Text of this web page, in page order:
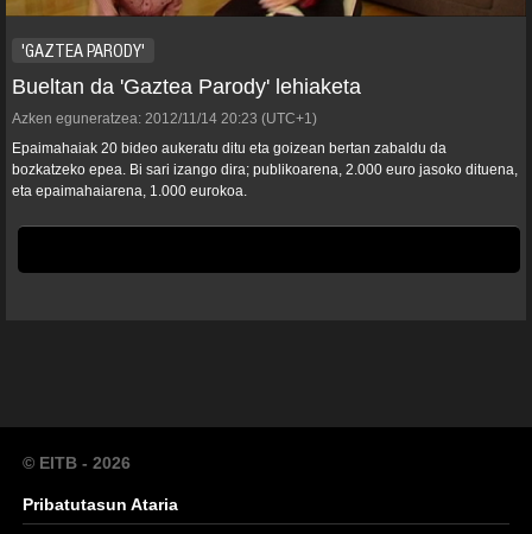
'GAZTEA PARODY'
Bueltan da 'Gaztea Parody' lehiaketa
Azken eguneratzea: 2012/11/14 20:23 (UTC+1)
Epaimahaiak 20 bideo aukeratu ditu eta goizean bertan zabaldu da
bozkatzeko epea. Bi sari izango dira; publikoarena, 2.000 euro jasoko dituena,
eta epaimahaiarena, 1.000 eurokoa.
© EITB - 2026
Pribatutasun Ataria